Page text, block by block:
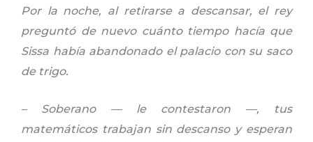
Por la noche, al retirarse a descansar, el rey
preguntó de nuevo cuánto tiempo hacía que
Sissa había abandonado el palacio con su saco
de trigo.
– Soberano — le contestaron —, tus
matemáticos trabajan sin descanso y esperan